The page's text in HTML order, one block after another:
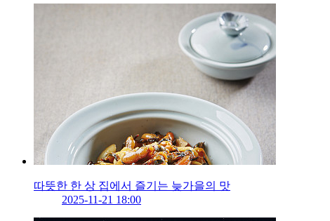
따뜻한 한 상 집에서 즐기는 늦가을의 맛
2025-11-21 18:00